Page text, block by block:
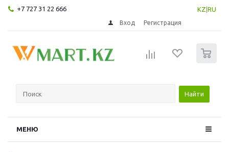
+7 727 31 22 666 KZ RU
Вход Регистрация
Найти
МЕНЮ